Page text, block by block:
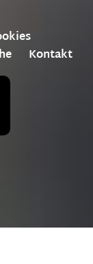
Kontakt